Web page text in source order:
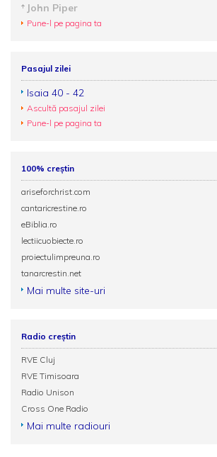
John Piper
Pune-l pe pagina ta
Pasajul zilei
Isaia 40 - 42
Ascultă pasajul zilei
Pune-l pe pagina ta
100% creștin
ariseforchrist.com
cantaricrestine.ro
eBiblia.ro
lectiicuobiecte.ro
proiectulimpreuna.ro
tanarcrestin.net
Mai multe site-uri
Radio creștin
RVE Cluj
RVE Timisoara
Radio Unison
Cross One Radio
Mai multe radiouri